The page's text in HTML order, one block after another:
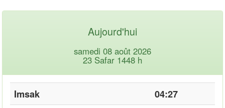
Aujourd'hui
samedi 08 août 2026
23 Safar 1448 h
Imsak
04:27